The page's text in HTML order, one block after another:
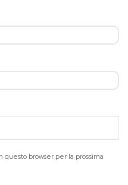
browser per la prossima